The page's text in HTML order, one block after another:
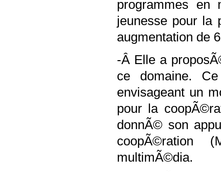
programmes en
jeunesse pour
augmentation de
-Â Elle a
ce domaine.
envisageant un
pour la
donnÃ© son
coopÃ©ration
multimÃ©dia.